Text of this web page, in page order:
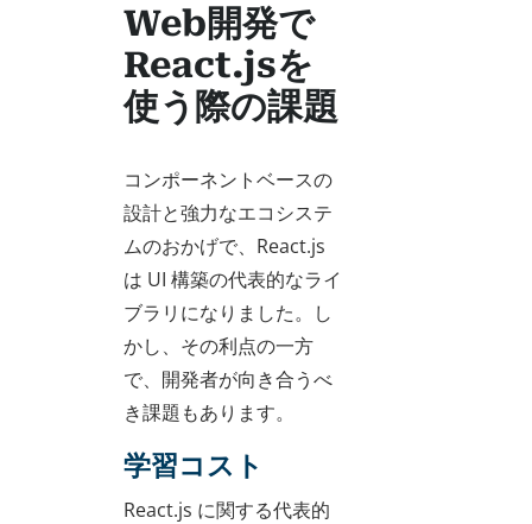
Web開発で
React.jsを
使う際の課題
コンポーネントベースの
設計と強力なエコシステ
ムのおかげで、React.js
は UI 構築の代表的なライ
ブラリになりました。し
かし、その利点の一方
で、開発者が向き合うべ
き課題もあります。
学習コスト
React.js に関する代表的